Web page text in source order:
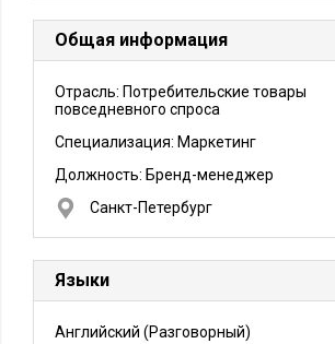
является производство натурального кваса
брожения.
Общая информация
Отрасль: Потребительские товары
повседневного спроса
Специализация: Маркетинг
Должность: Бренд-менеджер
Санкт-Петербург
Языки
Английский (Разговорный)